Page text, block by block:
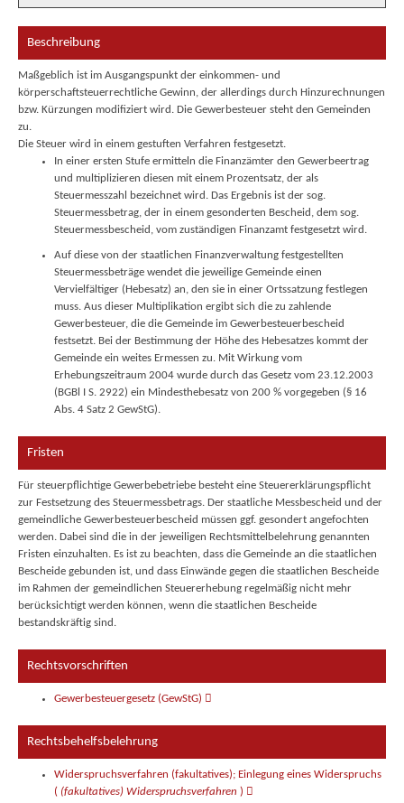
Beschreibung
Maßgeblich ist im Ausgangspunkt der einkommen- und
körperschaftsteuerrechtliche Gewinn, der allerdings durch Hinzurechnungen
bzw. Kürzungen modifiziert wird. Die Gewerbesteuer steht den Gemeinden
zu.
Die Steuer wird in einem gestuften Verfahren festgesetzt.
In einer ersten Stufe ermitteln die Finanzämter den Gewerbeertrag
und multiplizieren diesen mit einem Prozentsatz, der als
Steuermesszahl bezeichnet wird. Das Ergebnis ist der sog.
Steuermessbetrag, der in einem gesonderten Bescheid, dem sog.
Steuermessbescheid, vom zuständigen Finanzamt festgesetzt wird.
Auf diese von der staatlichen Finanzverwaltung festgestellten
Steuermessbeträge wendet die jeweilige Gemeinde einen
Vervielfältiger (Hebesatz) an, den sie in einer Ortssatzung festlegen
muss. Aus dieser Multiplikation ergibt sich die zu zahlende
Gewerbesteuer, die die Gemeinde im Gewerbesteuerbescheid
festsetzt. Bei der Bestimmung der Höhe des Hebesatzes kommt der
Gemeinde ein weites Ermessen zu. Mit Wirkung vom
Erhebungszeitraum 2004 wurde durch das Gesetz vom 23.12.2003
(BGBl I S. 2922) ein Mindesthebesatz von 200 % vorgegeben (§ 16
Abs. 4 Satz 2 GewStG).
Fristen
Für steuerpflichtige Gewerbebetriebe besteht eine Steuererklärungspflicht
zur Festsetzung des Steuermessbetrags. Der staatliche Messbescheid und der
gemeindliche Gewerbesteuerbescheid müssen ggf. gesondert angefochten
werden. Dabei sind die in der jeweiligen Rechtsmittelbelehrung genannten
Fristen einzuhalten. Es ist zu beachten, dass die Gemeinde an die staatlichen
Bescheide gebunden ist, und dass Einwände gegen die staatlichen Bescheide
im Rahmen der gemeindlichen Steuererhebung regelmäßig nicht mehr
berücksichtigt werden können, wenn die staatlichen Bescheide
bestandskräftig sind.
Rechtsvorschriften
Gewerbesteuergesetz (GewStG)
Rechtsbehelfsbelehrung
Widerspruchsverfahren (fakultatives); Einlegung eines Widerspruchs
( (fakultatives) Widerspruchsverfahren )